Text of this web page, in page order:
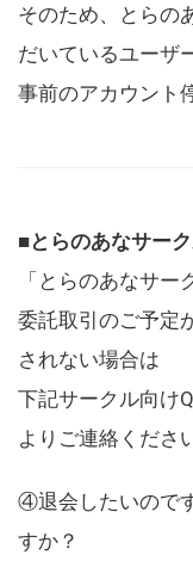
そのため、とらの
だいているユーザ
事前のアカウント
■とらのあなサー
「とらのあなサ
委託取引のご予定
されない場合は
下記サークル向け
よりご連絡くださ
④退会したいので
すか？